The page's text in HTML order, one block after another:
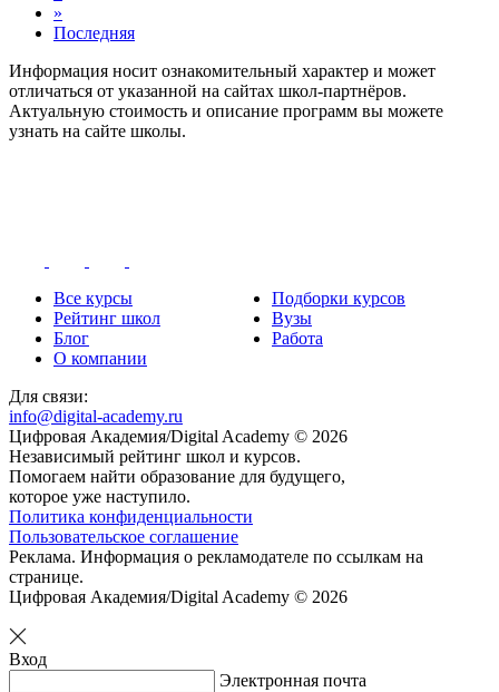
»
Последняя
Информация носит ознакомительный характер и может
отличаться от указанной на сайтах школ-партнёров.
Актуальную стоимость и описание программ вы можете
узнать на сайте школы.
Все курсы
Подборки курсов
Рейтинг школ
Вузы
Блог
Работа
О компании
Для связи:
info@digital-academy.ru
Цифровая Академия/Digital Academy © 2026
Независимый рейтинг школ и курсов.
Помогаем найти образование для будущего,
которое уже наступило.
Политика конфиденциальности
Пользовательское соглашение
Реклама. Информация о рекламодателе по ссылкам на
странице.
Цифровая Академия/Digital Academy © 2026
Вход
Электронная почта